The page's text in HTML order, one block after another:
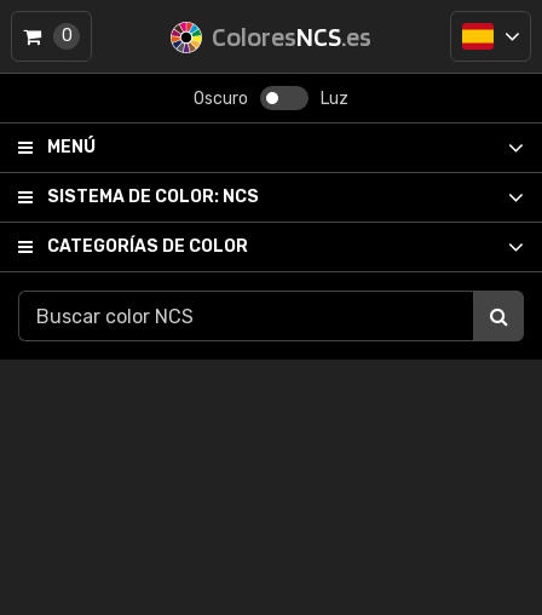
ColoresNCS.es
Oscuro Luz
MENÚ
SISTEMA DE COLOR: NCS
CATEGORÍAS DE COLOR
0